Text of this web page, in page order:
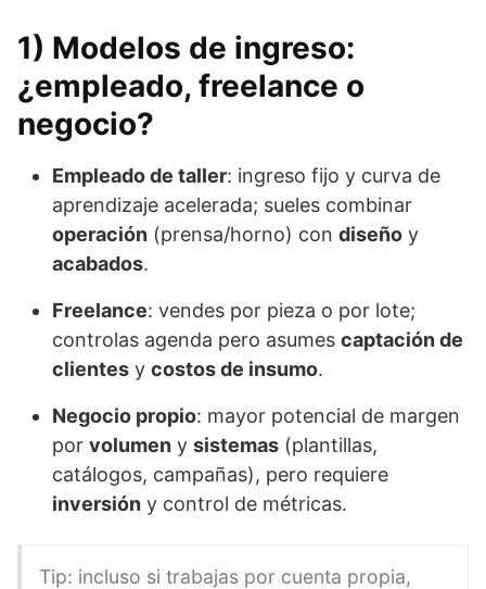
1) Modelos de ingreso:
¿empleado, freelance o
negocio?
Empleado de taller: ingreso fijo y curva de
aprendizaje acelerada; sueles combinar
operación (prensa/horno) con diseño y
acabados.
Freelance: vendes por pieza o por lote;
controlas agenda pero asumes captación de
clientes y costos de insumo.
Negocio propio: mayor potencial de margen
por volumen y sistemas (plantillas,
catálogos, campañas), pero requiere
inversión y control de métricas.
Tip: incluso si trabajas por cuenta propia,